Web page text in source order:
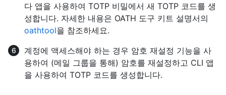
다 앱을 사용하여 TOTP 비밀에서 새 TOTP 코드를 생
성합니다. 자세한 내용은 OATH 도구 키트 설명서의
oathtool을 참조하세요.
계정에 액세스해야 하는 경우 암호 재설정 기능을 사
용하여 (메일 그룹을 통해) 암호를 재설정하고 CLI 앱
을 사용하여 TOTP 코드를 생성합니다.